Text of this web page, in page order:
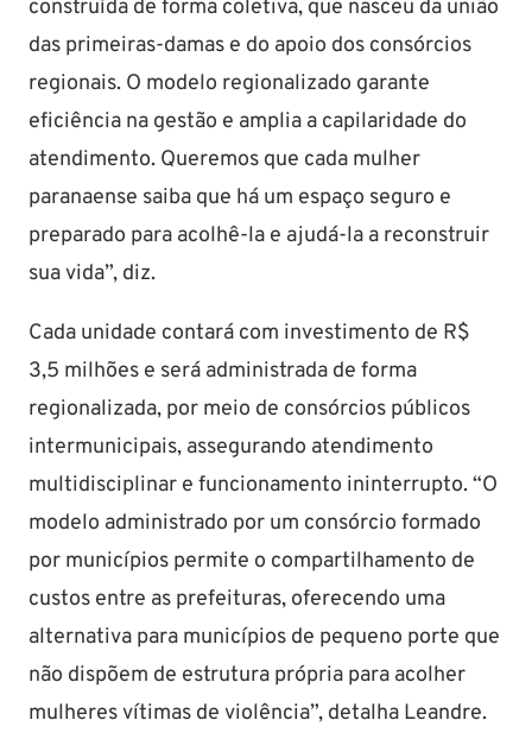
construída de forma coletiva, que nasceu da união
das primeiras-damas e do apoio dos consórcios
regionais. O modelo regionalizado garante
eficiência na gestão e amplia a capilaridade do
atendimento. Queremos que cada mulher
paranaense saiba que há um espaço seguro e
preparado para acolhê-la e ajudá-la a reconstruir
sua vida”, diz.
Cada unidade contará com investimento de R$
3,5 milhões e será administrada de forma
regionalizada, por meio de consórcios públicos
intermunicipais, assegurando atendimento
multidisciplinar e funcionamento ininterrupto. “O
modelo administrado por um consórcio formado
por municípios permite o compartilhamento de
custos entre as prefeituras, oferecendo uma
alternativa para municípios de pequeno porte que
não dispõem de estrutura própria para acolher
mulheres vítimas de violência”, detalha Leandre.